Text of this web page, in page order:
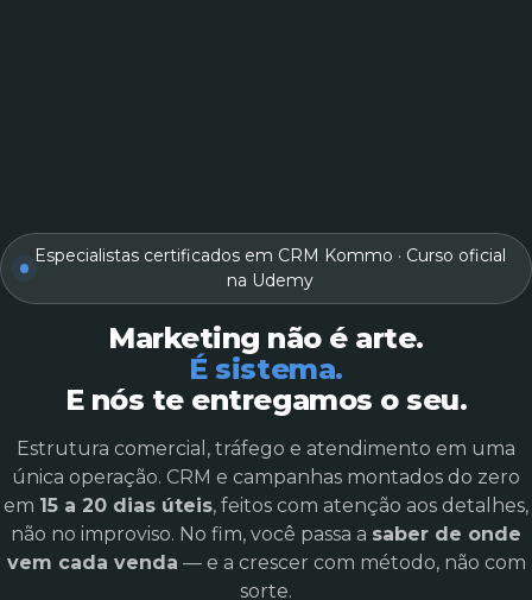
Especialistas certificados em CRM Kommo · Curso oficial
na Udemy
Marketing não é arte.
É sistema.
E nós te entregamos o seu.
Estrutura comercial, tráfego e atendimento em uma
única operação. CRM e campanhas montados do zero
em 15 a 20 dias úteis, feitos com atenção aos detalhes,
não no improviso. No fim, você passa a saber de onde
vem cada venda — e a crescer com método, não com
sorte.